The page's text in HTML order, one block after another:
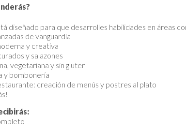
diseñado para que desarrolles habilidades en áreas
de vanguardia
y creativa
y salazones
vegetariana y sin gluten
y bombonería
creación de menús y postres al plato